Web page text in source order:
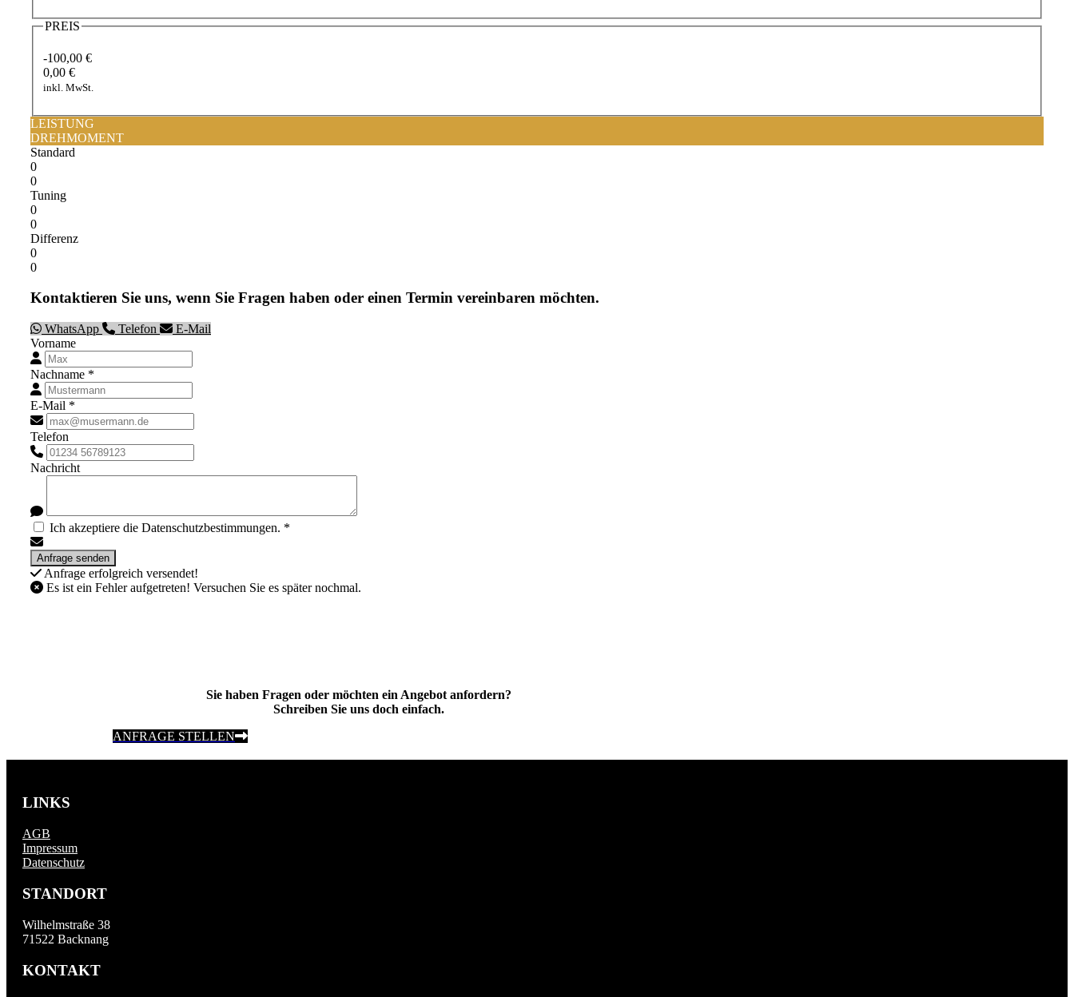
PREIS
-100,00 €
0,00 €
inkl. MwSt.
LEISTUNG
DREHMOMENT
Standard
0
0
Tuning
0
0
Differenz
0
0
Kontaktieren Sie uns, wenn Sie Fragen haben oder einen Termin vereinbaren möchten.
WhatsApp Telefon
E-Mail
Vorname
Nachname *
E-Mail *
Telefon
Nachricht
Ich akzeptiere die Datenschutzbestimmungen. *
Anfrage erfolgreich versendet!
Es ist ein Fehler aufgetreten! Versuchen Sie es später nochmal.
Sie haben Fragen oder möchten ein Angebot anfordern?
Schreiben Sie uns doch einfach.
ANFRAGE STELLEN
LINKS
AGB
Impressum
Datenschutz
STANDORT
Wilhelmstraße 38
71522 Backnang
KONTAKT